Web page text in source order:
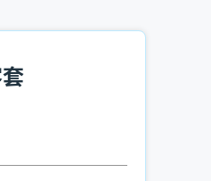
。
购买欲，那什么能呢？
他们找到潜在客户的兴趣，想